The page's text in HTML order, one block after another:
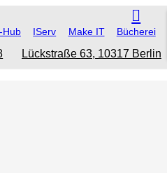
Hub IServ Make IT Bücherei
Lückstraße 63, 10317 Berlin